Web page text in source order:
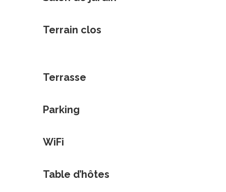
Terrain clos
Terrasse
Parking
WiFi
Table d’hôtes